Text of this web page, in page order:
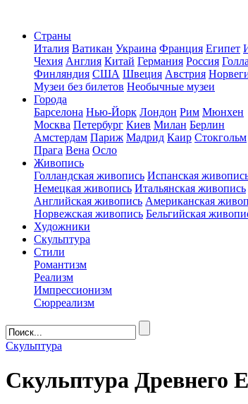
Страны
Италия Ватикан Украина Франция Египет
Чехия Англия Китай Германия Россия
Финляндия США Швеция Австрия
Музеи без билетов Необычные музеи
Города
Барселона Нью-Йорк Лондон Рим Мюнхен
Москва Петербург Киев Милан Берлин
Амстердам Париж Мадрид Каир Стокгольм
Прага Вена Осло
Живопись
Голландская живопись Испанская
Немецкая живопись Итальянская живопись
Английская живопись Американская
Норвежская живопись Бельгийская
Художники
Скульптура
Стили
Романтизм
Реализм
Импрессионизм
Сюрреализм
Скульптура
Скульптура Древнего